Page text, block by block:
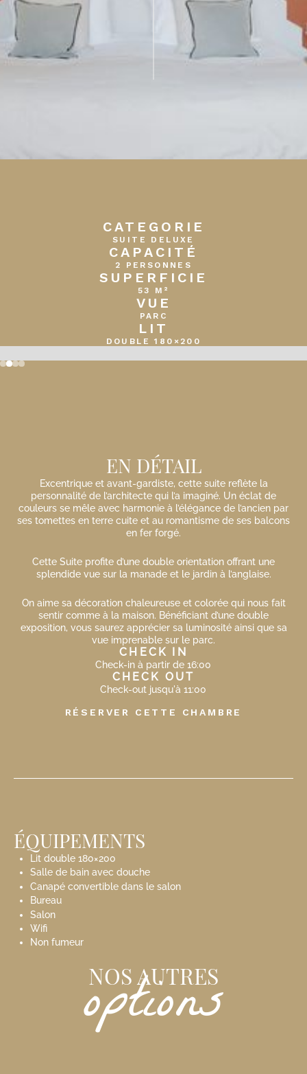
CATEGORIE
SUITE DELUXE
CAPACITÉ
2 PERSONNES
SUPERFICIE
53 M²
VUE
PARC
LIT
DOUBLE 180×200
Slide 2 of 4.
EN DÉTAIL
Excentrique et avant-gardiste, cette suite reflète la
personnalité de l’architecte qui l’a imaginé. Un éclat de
couleurs se mêle avec harmonie à l’élégance de l’ancien par
ses tomettes en terre cuite et au romantisme de ses balcons
en fer forgé.
Cette Suite profite d’une double orientation offrant une
splendide vue sur la manade et le jardin à l’anglaise.
On aime sa décoration chaleureuse et colorée qui nous fait
sentir comme à la maison. Bénéficiant d’une double
exposition, vous saurez apprécier sa luminosité ainsi que sa
vue imprenable sur le parc.
RÉSERVER CETTE CHAMBRE
CHECK IN
Check-in à partir de 16:00
CHECK OUT
Check-out jusqu'à 11:00
ÉQUIPEMENTS
Lit double 180×200
Salle de bain avec douche
Canapé convertible dans le salon
Bureau
Salon
Wifi
Non fumeur
NOS AUTRES
options